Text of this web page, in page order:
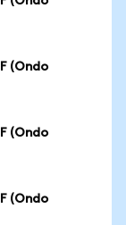
(Ondo
(Ondo
(Ondo